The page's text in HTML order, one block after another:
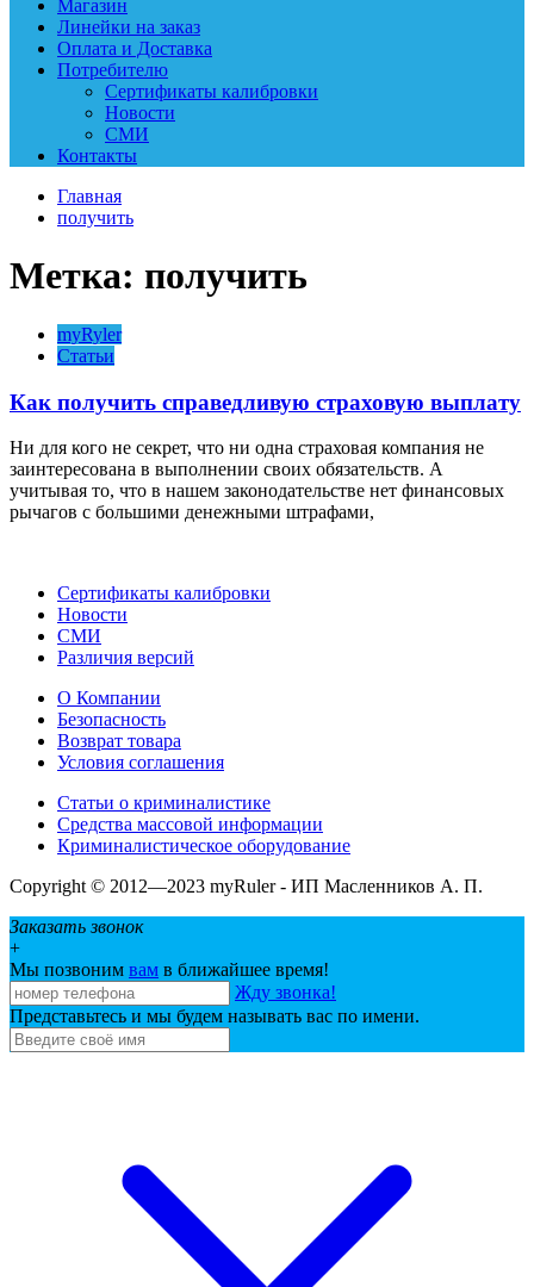
Магазин
Линейки на заказ
Оплата и Доставка
Потребителю
Сертификаты калибровки
Новости
СМИ
Контакты
Главная
получить
Метка: получить
myRyler
Статьи
Как получить справедливую страховую выплату
Ни для кого не секрет, что ни одна страховая компания не
заинтересована в выполнении своих обязательств. А
учитывая то, что в нашем законодательстве нет финансовых
рычагов с большими денежными штрафами,
Сертификаты калибровки
Новости
СМИ
Различия версий
О Компании
Безопасность
Возврат товара
Условия соглашения
Статьи о криминалистике
Средства массовой информации
Криминалистическое оборудование
Copyright © 2012—2023 myRuler - ИП Масленников А. П.
Заказать звонок
+
Мы позвоним вам в ближайшее время!
Жду звонка!
Представьтесь и мы будем называть вас по имени.